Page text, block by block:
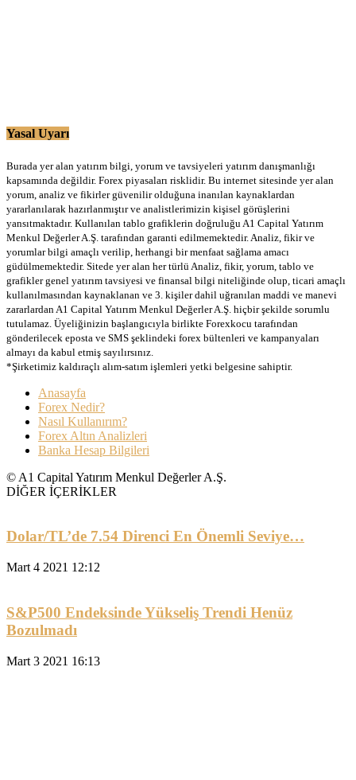
Yasal Uyarı
Burada yer alan yatırım bilgi, yorum ve tavsiyeleri yatırım danışmanlığı
kapsamında değildir. Forex piyasaları risklidir. Bu internet sitesinde yer alan
yorum, analiz ve fikirler güvenilir olduğuna inanılan kaynaklardan
yararlanılarak hazırlanmıştır ve analistlerimizin kişisel görüşlerini
yansıtmaktadır. Kullanılan tablo grafiklerin doğruluğu A1 Capital Yatırım
Menkul Değerler A.Ş. tarafından garanti edilmemektedir. Analiz, fikir ve
yorumlar bilgi amaçlı verilip, herhangi bir menfaat sağlama amacı
güdülmemektedir. Sitede yer alan her türlü Analiz, fikir, yorum, tablo ve
grafikler genel yatırım tavsiyesi ve finansal bilgi niteliğinde olup, ticari amaçlı
kullanılmasından kaynaklanan ve 3. kişiler dahil uğranılan maddi ve manevi
zararlardan A1 Capital Yatırım Menkul Değerler A.Ş. hiçbir şekilde sorumlu
tutulamaz. Üyeliğinizin başlangıcıyla birlikte Forexkocu tarafından
gönderilecek eposta ve SMS şeklindeki forex bültenleri ve kampanyaları
almayı da kabul etmiş sayılırsınız.
*Şirketimiz kaldıraçlı alım-satım işlemleri yetki belgesine sahiptir.
Anasayfa
Forex Nedir?
Nasıl Kullanırım?
Forex Altın Analizleri
Banka Hesap Bilgileri
© A1 Capital Yatırım Menkul Değerler A.Ş.
DİĞER İÇERİKLER
Dolar/TL’de 7.54 Direnci En Önemli Seviye…
Mart 4 2021 12:12
S&P500 Endeksinde Yükseliş Trendi Henüz
Bozulmadı
Mart 3 2021 16:13